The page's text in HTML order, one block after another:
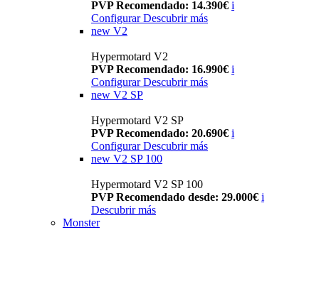
PVP Recomendado: 14.390€ i
Configurar Descubrir más
new V2
Hypermotard V2
PVP Recomendado: 16.990€ i
Configurar Descubrir más
new V2 SP
Hypermotard V2 SP
PVP Recomendado: 20.690€ i
Configurar Descubrir más
new V2 SP 100
Hypermotard V2 SP 100
PVP Recomendado desde: 29.000€ i
Descubrir más
Monster